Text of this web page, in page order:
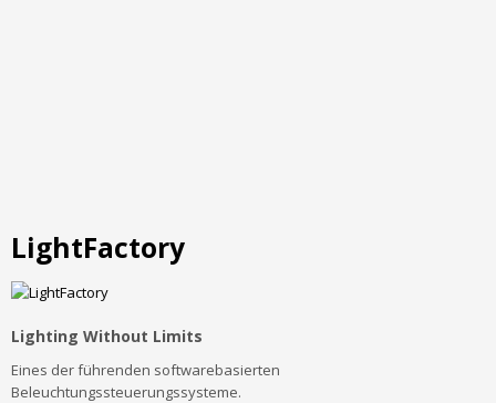
LightFactory
Lighting Without Limits
Eines der führenden softwarebasierten
Beleuchtungssteuerungssysteme.